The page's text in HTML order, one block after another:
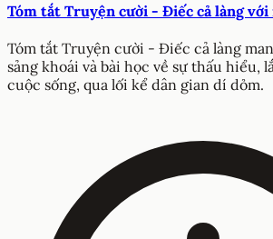
Tóm tắt Truyện cười - Điếc cả làng với
Tóm tắt Truyện cười - Điếc cả làng
sảng khoái và bài học về sự thấu hiểu,
cuộc sống, qua lối kể dân gian dí dỏm.